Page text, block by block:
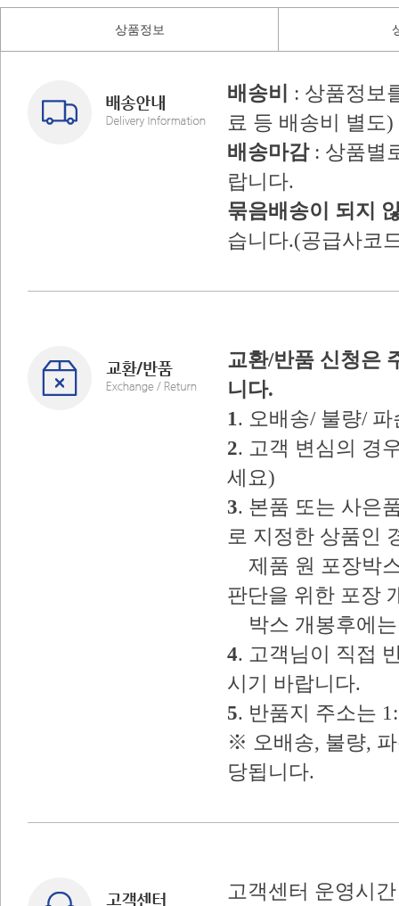
상품정보
배송비
: 상품정보
료 등 배송비 별도)
배송마감: 상품별
랍니다.
묶음배송이 되지
습니다.(공급사코
교환/반품 신청은
니다.
1. 오배송/ 불량/
2. 고객 변심의 경
세요)
3. 본품 또는 사은
로 지정한 상품인
제품 원 포장박
판단을 위한 포장
박스 개봉후에는
4. 고객님이 직접
시기 바랍니다.
5. 반품지 주소는
※ 오배송, 불량,
당됩니다.
고객센터 운영시